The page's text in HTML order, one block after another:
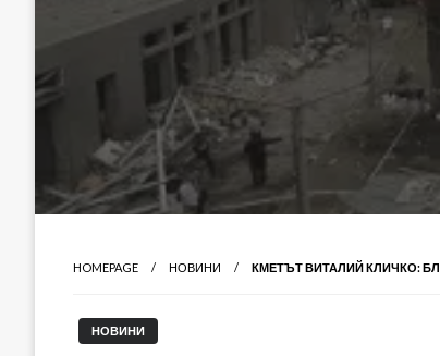
HOMEPAGE НОВИНИ КМЕТЪТ ВИТАЛИЙ КЛИЧКО:
НОВИНИ